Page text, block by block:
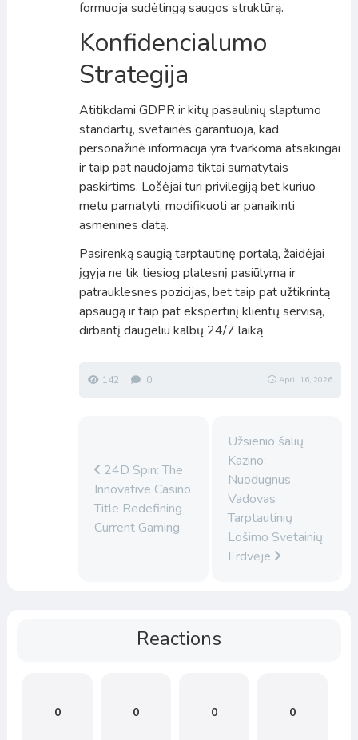
formuoja sudėtingą saugos struktūrą.
Konfidencialumo
Strategija
Atitikdami GDPR ir kitų pasaulinių slaptumo
standartų, svetainės garantuoja, kad
personažinė informacija yra tvarkoma atsakingai
ir taip pat naudojama tiktai sumatytais
paskirtims. Lošėjai turi privilegiją bet kuriuo
metu pamatyti, modifikuoti ar panaikinti
asmenines datą.
Pasirenką saugią tarptautinę portalą, žaidėjai
įgyja ne tik tiesiog platesnį pasiūlymą ir
patrauklesnes pozicijas, bet taip pat užtikrintą
apsaugą ir taip pat ekspertinį klientų servisą,
dirbantį daugeliu kalbų 24/7 laiką
142 0 April 16, 2026
24D Spin: The
Innovative Casino
Title Redefining
Current Gaming
Užsienio šalių
Kazino:
Nuodugnus
Vadovas
Tarptautinių
Lošimo Svetainių
Erdvėje
Reactions
0 0 0 0